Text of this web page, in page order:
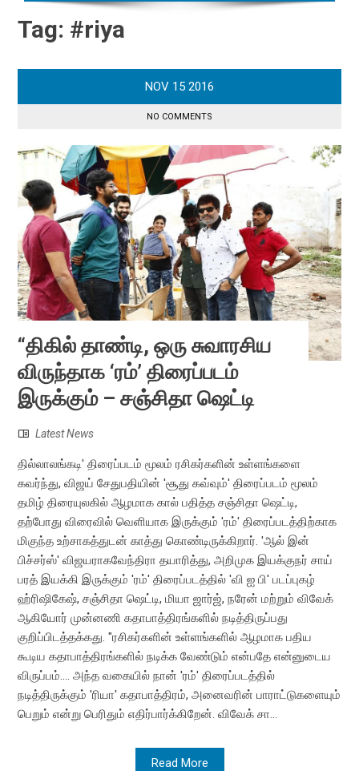
Tag: #riya
NOV 15 2016
NO COMMENTS
“திகில் தாண்டி, ஒரு சுவாரசிய
விருந்தாக ‘ரம்’ திரைப்படம்
இருக்கும் – சஞ்சிதா ஷெட்டி
Latest News
தில்லாலங்கடி' திரைப்படம் மூலம் ரசிகர்களின் உள்ளங்களை
கவர்ந்து, விஜய் சேதுபதியின் 'சூது கவ்வும்' திரைப்படம் மூலம்
தமிழ் திரையுலகில் ஆழமாக கால் பதித்த சஞ்சிதா ஷெட்டி,
தற்போது விரைவில் வெளியாக இருக்கும் 'ரம்' திரைப்படத்திற்காக
மிகுந்த உற்சாகத்துடன் காத்து கொண்டிருக்கிறார். 'ஆல் இன்
பிச்சர்ஸ்' விஜயராகவேந்திரா தயாரித்து, அறிமுக இயக்குநர் சாய்
பரத் இயக்கி இருக்கும் 'ரம்' திரைப்படத்தில் 'வி ஐ பி' படப்புகழ்
ஹ்ரிஷிகேஷ், சஞ்சிதா ஷெட்டி, மியா ஜார்ஜ், நரேன் மற்றும் விவேக்
ஆகியோர் முன்னணி கதாபாத்திரங்களில் நடித்திருப்பது
குறிப்பிடத்தக்கது. "ரசிகர்களின் உள்ளங்களில் ஆழமாக பதிய
கூடிய கதாபாத்திரங்களில் நடிக்க வேண்டும் என்பதே என்னுடைய
விருப்பம்.... அந்த வகையில் நான் 'ரம்' திரைப்படத்தில்
நடித்திருக்கும் 'ரியா' கதாபாத்திரம், அனைவரின் பாராட்டுகளையும்
பெறும் என்று பெரிதும் எதிர்பார்க்கிறேன். விவேக் சா...
Read More